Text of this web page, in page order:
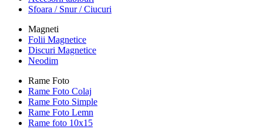
Sfoara / Snur / Ciucuri
Magneti
Folii Magnetice
Discuri Magnetice
Neodim
Rame Foto
Rame Foto Colaj
Rame Foto Simple
Rame Foto Lemn
Rame foto 10x15